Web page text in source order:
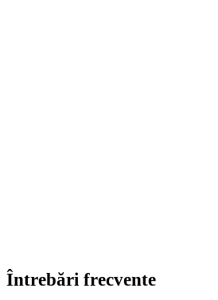
Întrebări frecvente